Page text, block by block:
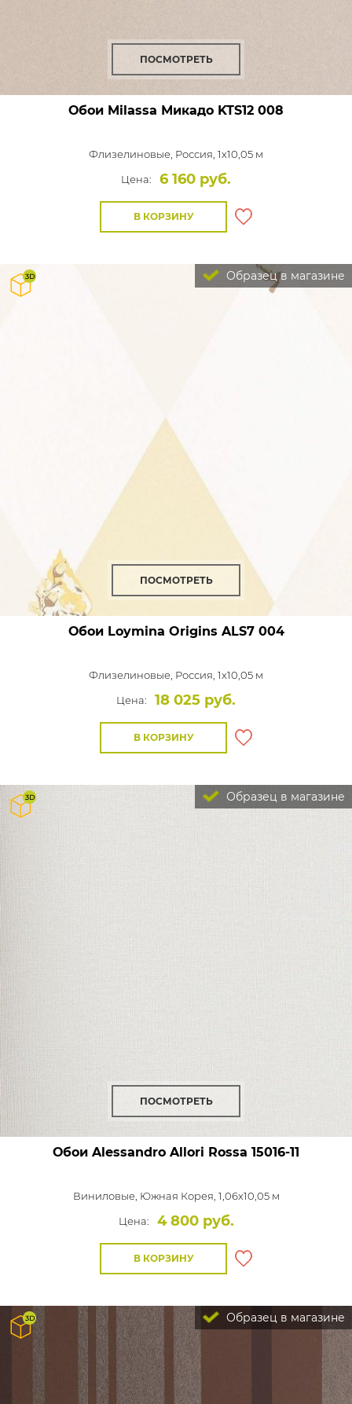
ПОСМОТРЕТЬ
Обои Milassa Микадо KTS12 008
Флизелиновые, Россия, 1x10,05 м
Цена:
6 160 руб.
В КОРЗИНУ
Образец в магазине
ПОСМОТРЕТЬ
Обои Loymina Origins ALS7 004
Флизелиновые, Россия, 1x10,05 м
Цена:
18 025 руб.
В КОРЗИНУ
Образец в магазине
ПОСМОТРЕТЬ
Обои Alessandro Allori Rossa 15016-11
Виниловые, Южная Корея, 1,06x10,05 м
Цена:
4 800 руб.
В КОРЗИНУ
Образец в магазине